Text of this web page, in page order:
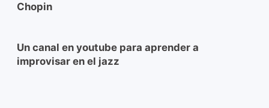
Chopin
Un canal en youtube para aprender a
improvisar en el jazz